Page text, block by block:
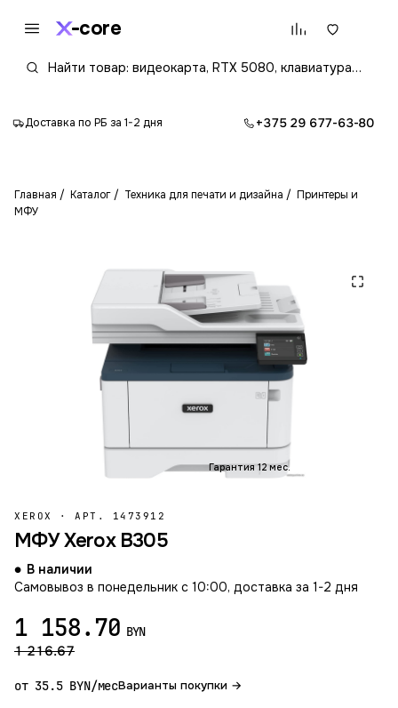
core
Доставка по РБ за 1-2 дня +375 29 677-63-80
Главная Каталог Техника для печати и дизайна
Принтеры и
МФУ
Гарантия 12 мес.
XEROX · АРТ. 1473912
МФУ Xerox B305
В наличии
Самовывоз в понедельник с 10:00, доставка за 1-2 дня
1 158.70 BYN
1 216.67
от 35.5 BYN/месВарианты покупки →